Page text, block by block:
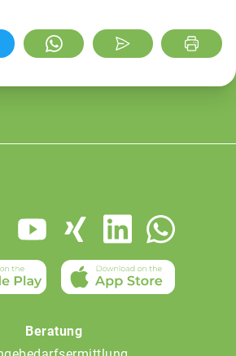
Beratung